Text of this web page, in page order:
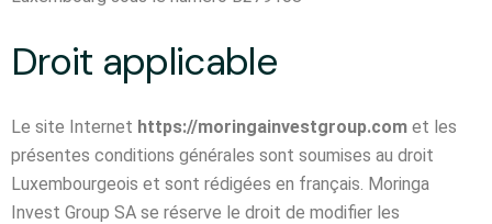
Droit applicable
Le site Internet https://moringainvestgroup.com et les
présentes conditions générales sont soumises au droit
Luxembourgeois et sont rédigées en français. Moringa
Invest Group SA se réserve le droit de modifier les